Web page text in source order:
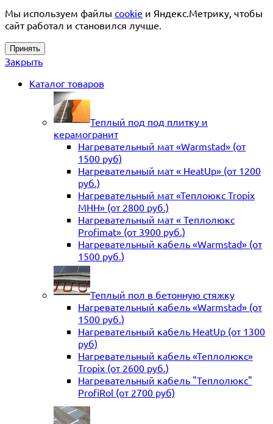
Мы используем файлы cookie и Яндекс.Метрику, чтобы
сайт работал и становился лучше.
Принять
Закрыть
Каталог товаров
Теплый под под плитку и
керамогранит
Нагревательный мат «Warmstad» (от
1500 руб)
Нагревательный мат « HeatUp» (от 1200
руб.)
Нагревательный мат «Теплоюкс Tropix
MHH» (от 2800 руб.)
Нагревательный мат « Теплолюкс
Profimat» (от 3900 руб.)
Нагревательный кабель «Warmstad» (от
1500 руб.)
Теплый пол в бетонную стяжку
Нагревательный кабель «Warmstad» (от
1500 руб.)
Нагревательный кабель HeatUp (от 1300
руб)
Нагревательный кабель «Теплолюкс»
Tropix (от 2600 руб.)
Нагревательный кабель "Теплолюкс"
ProfiRol (от 2700 руб)